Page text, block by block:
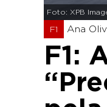
Foto: XPB
F1 Ana
F1: